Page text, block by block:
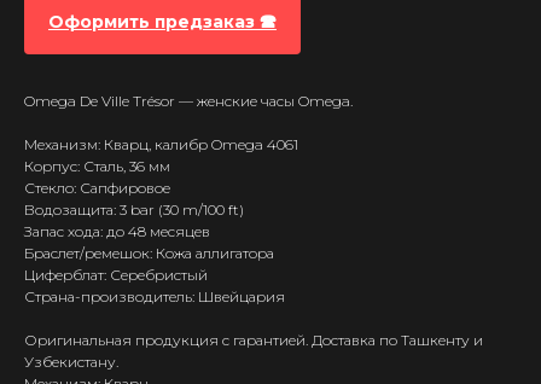
Оформить предзаказ 🕿
Omega De Ville Trésor — женские часы Omega.
Механизм: Кварц, калибр Omega 4061
Корпус: Сталь, 36 мм
Стекло: Сапфировое
Водозащита: 3 bar (30 m/100 ft)
Запас хода: до 48 месяцев
Браслет/ремешок: Кожа аллигатора
Циферблат: Серебристый
Страна-производитель: Швейцария
Оригинальная продукция с гарантией. Доставка по Ташкенту и
Узбекистану.